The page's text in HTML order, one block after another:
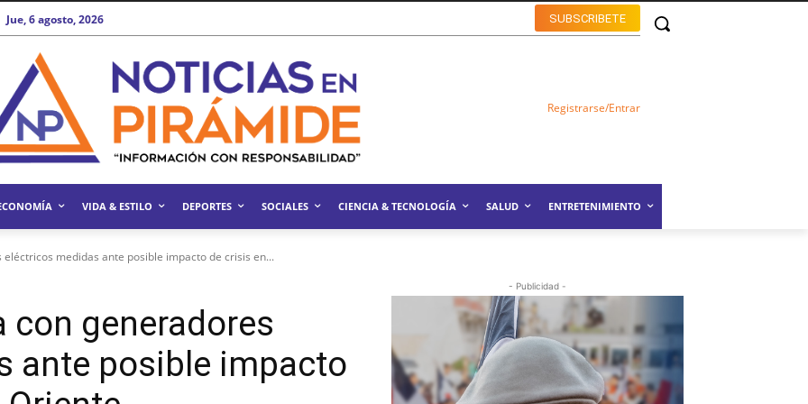
SUBSCRIBETE
Jue, 6 agosto, 2026
Registrarse/Entrar
VIDA & ESTILO DEPORTES SOCIALES CIENCIA & TECNOLOGÍA SALUD ENTRETENIMIENTO
medidas ante posible impacto de crisis en...
con generadores
ante posible impacto
- Publicidad -